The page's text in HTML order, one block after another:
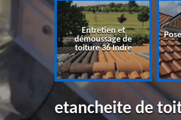
36 Indre
Entretien et
démoussage de
toiture 36 Indre
etancheite de